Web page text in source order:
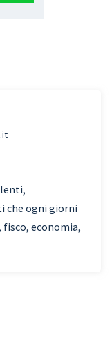
che ogni giorni
economia,